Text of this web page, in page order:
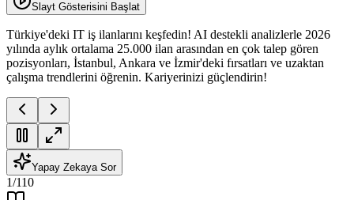
Slayt Gösterisini Başlat
Türkiye'deki IT iş ilanlarını keşfedin! AI destekli analizlerle 2026
yılında aylık ortalama 25.000 ilan arasından en çok talep gören
pozisyonları, İstanbul, Ankara ve İzmir'deki fırsatları ve uzaktan
çalışma trendlerini öğrenin. Kariyerinizi güçlendirin!
Yapay Zekaya Sor
1/110